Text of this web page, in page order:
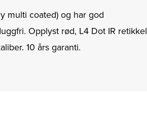
multi coated) og har god
Opplyst rød, L4 Dot IR retikkel
10 års garanti.